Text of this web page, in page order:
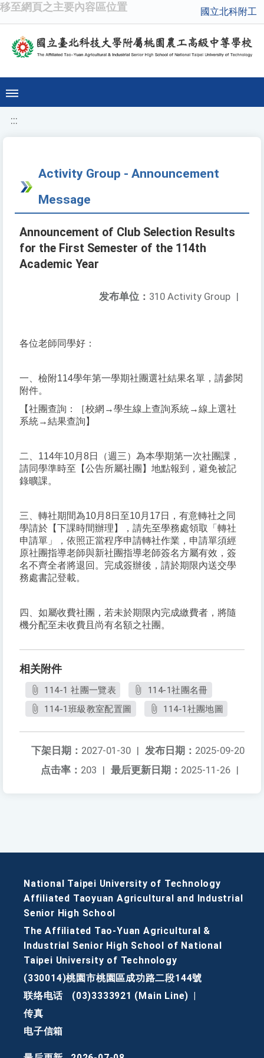
移至網頁之主要內容區位置 國立北科附工
:::
Activity Group - Announcement
Message
Announcement of Club Selection Results
for the First Semester of the 114th
Academic Year
发布单位： 310 Activity Group |
各位老師同學好：
一、檢附114學年第一學期社團選社結果名單，請參閱
附件。
【社團查詢：［校網→學生線上查詢系統→線上選社
系統→結果查詢】
二、114年10月8日（週三）為本學期第一次社團課，
請同學準時至【公告所屬社團】地點報到，避免被記
錄曠課。
三、轉社期間為10月8日至10月17日，有意轉社之同
學請於【下課時間辦理】，請先至學務處領取「轉社
申請單」，依照正當程序申請轉社作業，申請單須經
原社團指導老師與新社團指導老師簽名方屬有效，簽
名不齊全者將退回。完成簽辦後，請於期限內送交學
務處書記登載。
四、如屬收費社團，若未於期限內完成繳費者，將隨
機分配至未收費且尚有名額之社團。
相关附件
114-1 社團一覽表
114-1社團名冊
114-1班級教室配置圖
114-1社團地圖
发布日期： 2025-09-20
下架日期： 2027-01-30 |
最后更新日期： 2025-11-26 |
点击率： 203 |
National Taipei University of Technology
Affiliated Taoyuan Agricultural and Industrial
Senior High School
The Affiliated Tao-Yuan Agricultural &
Industrial Senior High School of National
Taipei University of Technology
(330014)桃園市桃園區成功路二段144號
联络电话
(03)3333921 (Main Line)
传真
电子信箱